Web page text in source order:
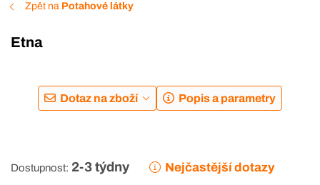
Zpět na Potahové látky
Etna
Dotaz na zboží Popis a parametry
Dostupnost: 2-3 týdny Nejčastější dotazy